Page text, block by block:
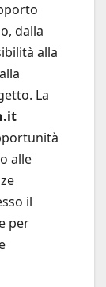
dalla
alla
La
alle
il
per